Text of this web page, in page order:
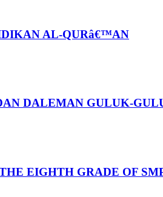
AL-QURâ€™AN
DALEMAN GULUK-
EIGHTH GRADE OF